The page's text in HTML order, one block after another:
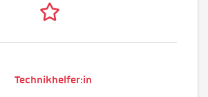
Technikhelfer:in